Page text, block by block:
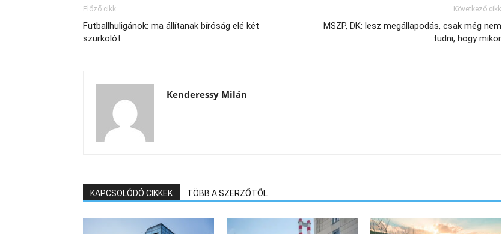
Előző cikk
Futballhuligánok: ma állítanak bíróság elé két
szurkolót
Következő cikk
MSZP, DK: lesz megállapodás, csak még nem
tudni, hogy mikor
Kenderessy Milán
KAPCSOLÓDÓ CIKKEK TÖBB A SZERZŐTŐL